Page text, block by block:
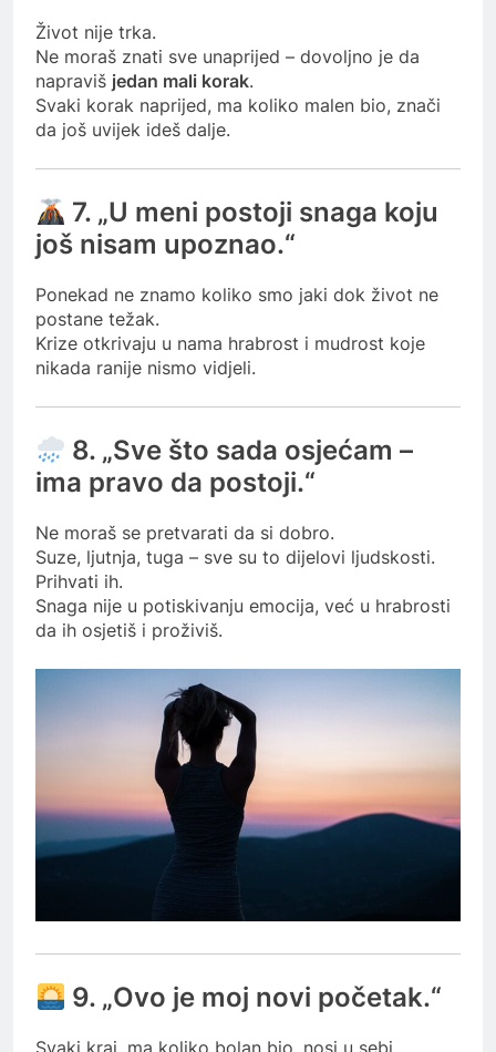
Život nije trka.
Ne moraš znati sve unaprijed – dovoljno je da
napraviš jedan mali korak.
Svaki korak naprijed, ma koliko malen bio, znači
da još uvijek ideš dalje.
7. „U meni postoji snaga koju
još nisam upoznao.“
Ponekad ne znamo koliko smo jaki dok život ne
postane težak.
Krize otkrivaju u nama hrabrost i mudrost koje
nikada ranije nismo vidjeli.
8. „Sve što sada osjećam –
ima pravo da postoji.“
Ne moraš se pretvarati da si dobro.
Suze, ljutnja, tuga – sve su to dijelovi ljudskosti.
Prihvati ih.
Snaga nije u potiskivanju emocija, već u hrabrosti
da ih osjetiš i proživiš.
9. „Ovo je moj novi početak.“